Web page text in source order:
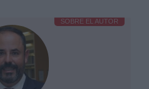
SOBRE EL AUTOR